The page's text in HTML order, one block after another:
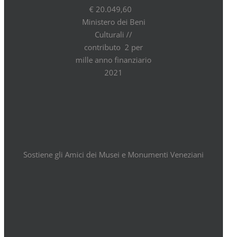
€ 20.049,60
Ministero dei Beni
Culturali //
contributo 2 per
mille anno finanziario
2021
Sostiene gli Amici dei Musei e Monumenti Veneziani